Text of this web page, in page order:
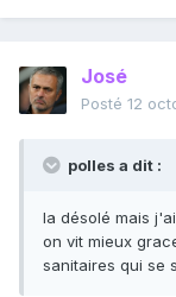
José
Posté 12
polles a dit :
la désolé mais
on vit mieux
sanitaires qui se